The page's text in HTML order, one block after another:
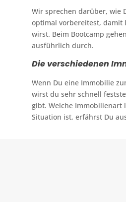
Wir sprechen darüber, wie
optimal vorbereitest, damit
wirst. Beim Bootcamp
ausführlich durch.
Die verschiedenen
Wenn Du eine Immobilie
wirst du sehr schnell
gibt. Welche
Situation ist, erfährst Du